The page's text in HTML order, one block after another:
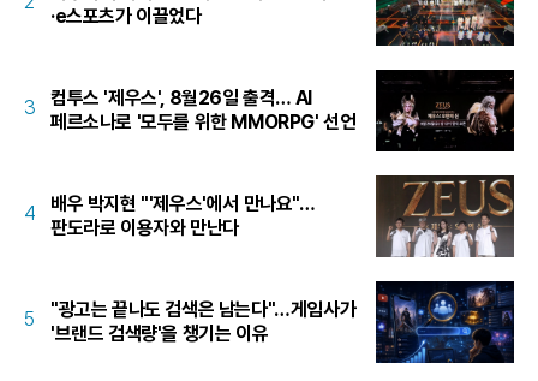
·e스포츠가 이끌었다
3
컴투스 '제우스', 8월26일 출격… AI
페르소나로 '모두를 위한 MMORPG' 선언
4
배우 박지현 "'제우스'에서 만나요"…
판도라로 이용자와 만난다
5
"광고는 끝나도 검색은 남는다"…게임사가
'브랜드 검색량'을 챙기는 이유